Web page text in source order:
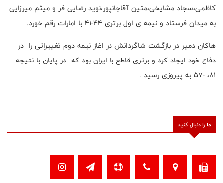
کاظمی،سجاد مشایخی،متین آقاجانپور،نوید رضایی فر و میثم میرزایی
به میدان فرستاد و نیمه ی اول برتری ۴۴-۴۱ با امارات رقم خورد.
هاکان دمیر در بازگشت شاگردانش در اغاز نیمه دوم تغییراتی را در
دفاع خود ایجاد کرد و برتری قاطع با ایران بود که در پایان با نتیجه
۸۱، -۵۷ به پیروزی رسید .
ما را دنبال کنید